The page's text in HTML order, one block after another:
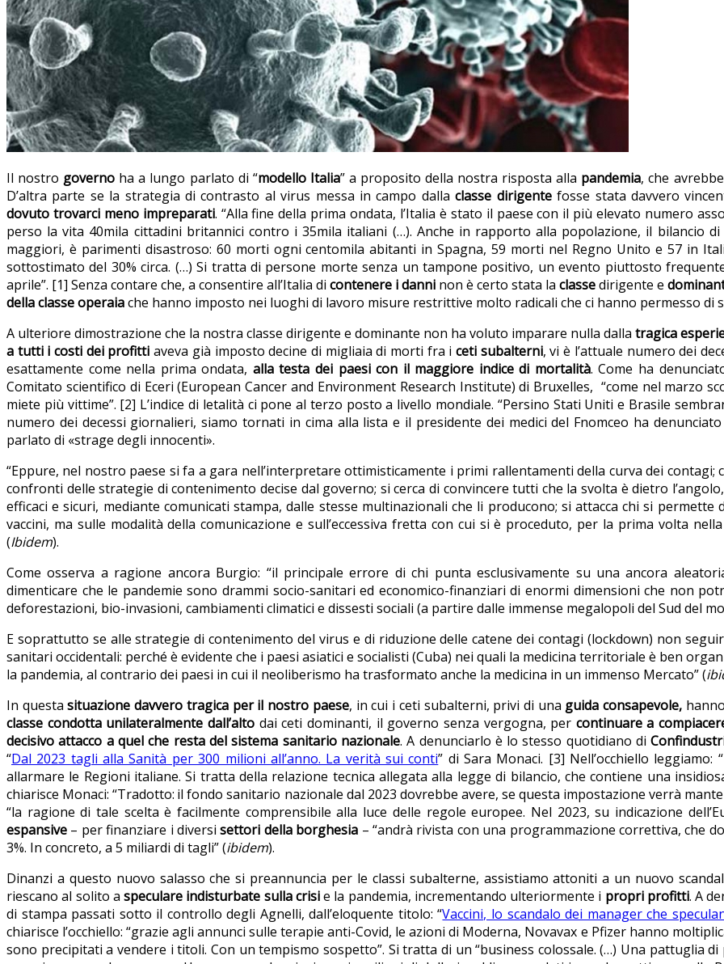
Il nostro governo ha a lungo parlato di “modello Italia” a proposito della nostra risposta alla pandemia, che
D’altra parte se la strategia di contrasto al virus messa in campo dallaclasse dirigentefosse stata davvero
dovuto trovarci meno impreparati. “Alla fine della prima ondata, l’Italia è stato il paese con il più elevato numero
perso la vita 40mila cittadini britannici contro i 35mila italiani (…). Anche in rapporto alla popolazione, il bilancio
maggiori, è parimenti disastroso: 60 morti ogni centomila abitanti in Spagna, 59 morti nel Regno Unito e 57 in
sottostimato del 30% circa. (…) Si tratta di persone morte senza un tampone positivo, un evento piuttosto
aprile”. [1] Senza contare che, a consentire all’Italia di contenere i danni non è certo stata la classedirigente e
della classe operaiache hanno imposto nei luoghi di lavoro misure restrittive molto radicali che ci hanno permesso di
A ulteriore dimostrazione che la nostra classe dirigente e dominante non ha voluto imparare nulla dalla tragica
a tutti i costi dei profitti aveva già imposto decine di migliaia di morti fra iceti subalterni, vi è l’attuale numero dei
esattamente come nella prima ondata, alla testa dei paesi con il maggiore indice di mortalità. Come ha
Comitato scientifico di Eceri (European Cancer and Environment Research Institute) di Bruxelles, “come nel marzo
miete più vittime”. [2] L’indice di letalità ci pone al terzo posto a livello mondiale. “Persino Stati Uniti e Brasile
numero dei decessi giornalieri, siamo tornati in cima alla lista e il presidente dei medici del Fnomceo ha
parlato di «strage degli innocenti».
“Eppure, nel nostro paese si fa a gara nell’interpretare ottimisticamente i primi rallentamenti della curva dei contagi;
confronti delle strategie di contenimento decise dal governo; si cerca di convincere tutti che la svolta è dietro
efficaci e sicuri, mediante comunicati stampa, dalle stesse multinazionali che li producono; si attacca chi si permette
vaccini, ma sulle modalità della comunicazione e sull’eccessiva fretta con cui si è proceduto, per la prima volta
(Ibidem).
Come osserva a ragione ancora Burgio: “il principale errore di chi punta esclusivamente su una ancora
dimenticare che le pandemie sono drammi socio-sanitari ed economico-finanziari di enormi dimensioni che non
deforestazioni, bio-invasioni, cambiamenti climatici e dissesti sociali (a partire dalle immense megalopoli del Sud del
E soprattutto se alle strategie di contenimento del virus e di riduzione delle catene dei contagi (lockdown) non
sanitari occidentali: perché è evidente che i paesi asiatici e socialisti (Cuba) nei quali la medicina territoriale è ben
la pandemia, al contrario dei paesi in cui il neoliberismo ha trasformato anche la medicina in un immenso Mercato” (
In questasituazione davvero tragica per il nostro paese, in cui i ceti subalterni, privi di una guida consapevole,
classe condotta unilateralmente dall’alto dai ceti dominanti, il governo senza vergogna, per continuare a
decisivo attacco a quel che resta del sistema sanitario nazionale. A denunciarlo è lo stesso quotidiano di
“Dal 2023 tagli alla Sanità per 300 milioni all’anno. La verità sui conti” di Sara Monaci. [3] Nell’occhiello
allarmare le Regioni italiane. Si tratta della relazione tecnica allegata alla legge di bilancio, che contiene una
chiarisce Monaci: “Tradotto: il fondo sanitario nazionale dal 2023 dovrebbe avere, se questa impostazione verrà
“la ragione di tale scelta è facilmente comprensibile alla luce delle regole europee. Nel 2023, su indicazione
espansive – per finanziare i diversisettori della borghesia – “andrà rivista con una programmazione correttiva, che
3%. In concreto, a 5 miliardi di tagli” (ibidem).
Dinanzi a questo nuovo salasso che si preannuncia per le classi subalterne, assistiamo attoniti a un nuovo
riescano al solito a speculare indisturbate sulla crisie la pandemia, incrementando ulteriormente i propri profitti. A
di stampa passati sotto il controllo degli Agnelli, dall’eloquente titolo: “Vaccini, lo scandalo dei manager che
chiarisce l’occhiello: “grazie agli annunci sulle terapie anti-Covid, le azioni di Moderna, Novavax e Pfizer hanno
sono precipitati a vendere i titoli. Con un tempismo sospetto”. Si tratta di un “business colossale. (…) Una pattuglia